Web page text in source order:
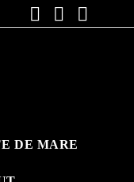
DE MARE